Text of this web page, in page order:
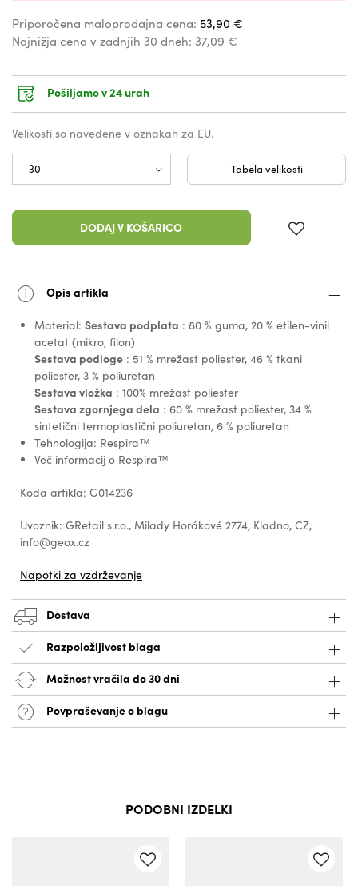
Priporočena maloprodajna cena: 53,90 €
Najnižja cena v zadnjih 30 dneh: 37,09 €
Pošiljamo v 24 urah
Velikosti so navedene v oznakah za EU.
Tabela velikosti
DODAJ V KOŠARICO
Opis artikla
Material: Sestava podplata : 80 % guma, 20 % etilen-vinil
acetat (mikro, filon)
Sestava podloge : 51 % mrežast poliester, 46 % tkani
poliester, 3 % poliuretan
Sestava vložka : 100% mrežast poliester
Sestava zgornjega dela : 60 % mrežast poliester, 34 %
sintetični termoplastični poliuretan, 6 % poliuretan
Tehnologija: Respira™
Več informacij o Respira™
Koda artikla: G014236
Uvoznik: GRetail s.r.o., Milady Horákové 2774, Kladno, CZ,
info@geox.cz
Napotki za vzdrževanje
Dostava
Razpoložljivost blaga
Možnost vračila do 30 dni
Povpraševanje o blagu
PODOBNI IZDELKI